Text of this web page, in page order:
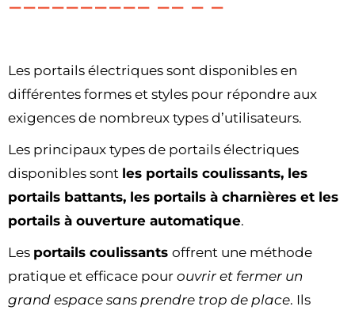
Les portails électriques sont disponibles en
différentes formes et styles pour répondre aux
exigences de nombreux types d’utilisateurs.
Les principaux types de portails électriques
disponibles sont les portails coulissants, les
portails battants, les portails à charnières et les
portails à ouverture automatique.
Les portails coulissants offrent une méthode
pratique et efficace pour ouvrir et fermer un
grand espace sans prendre trop de place. Ils